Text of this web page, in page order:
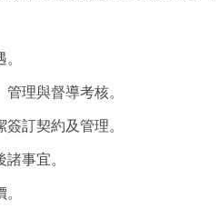
理與督導考核。
訂契約及管理。
事宜。